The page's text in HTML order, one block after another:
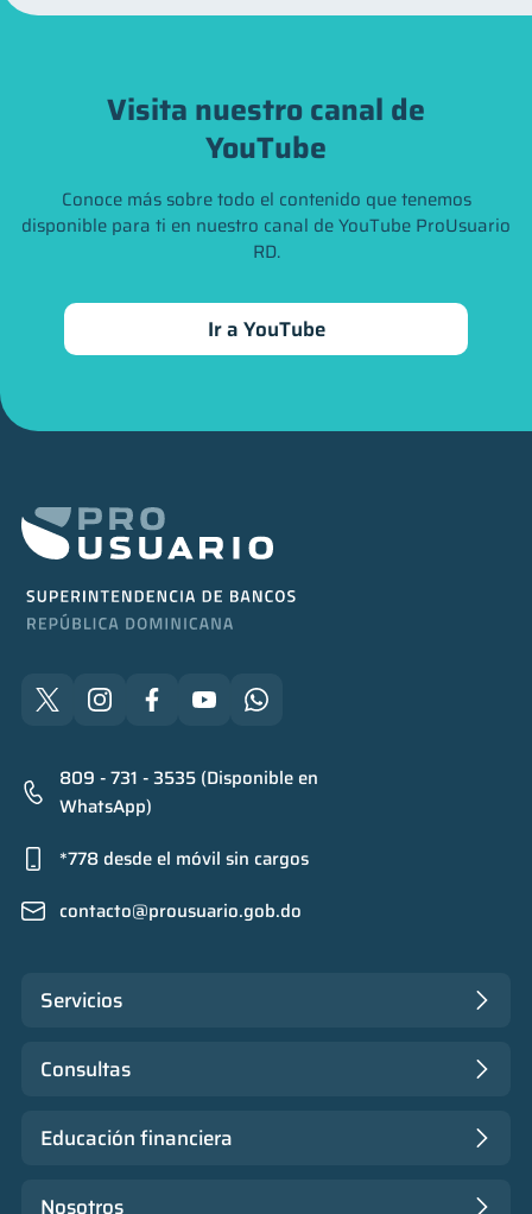
Visita nuestro canal de
YouTube
Conoce más sobre todo el contenido que tenemos
disponible para ti en nuestro canal de YouTube ProUsuario
RD.
Ir a YouTube
809 - 731 - 3535 (Disponible en
WhatsApp)
*778 desde el móvil sin cargos
contacto@prousuario.gob.do
Servicios
Consultas
Educación financiera
Nosotros